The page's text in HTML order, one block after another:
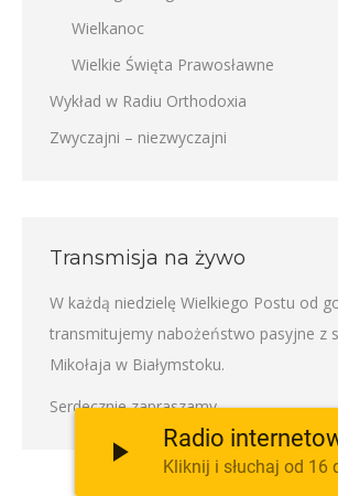
Wielkanoc
Wielkie Święta Prawosławne
Wykład w Radiu Orthodoxia
Zwyczajni – niezwyczajni
Transmisja na żywo
W każdą niedzielę Wielkiego Postu od
transmitujemy nabożeństwo pasyjne z
Mikołaja w Białymstoku.
Serdecznie zapraszamy
Radio
Kliknij i słuchaj od 16